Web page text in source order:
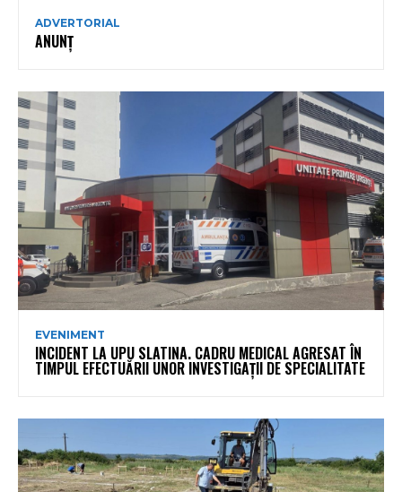
ADVERTORIAL
ANUNȚ
EVENIMENT
INCIDENT LA UPU SLATINA. CADRU MEDICAL AGRESAT ÎN
TIMPUL EFECTUĂRII UNOR INVESTIGAȚII DE SPECIALITATE